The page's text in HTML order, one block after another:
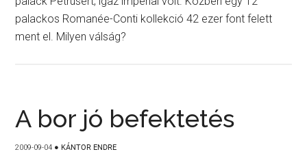
palackos Romanée-Conti kollekció 42 ezer font felett
ment el. Milyen válság?
A bor jó befektetés
2009-09-04 ● KÁNTOR ENDRE